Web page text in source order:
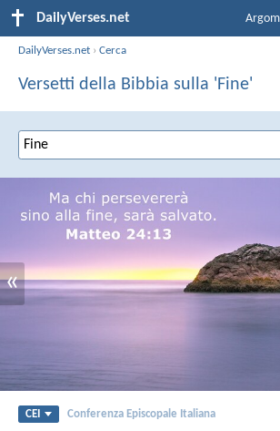
DailyVerses.net
DailyVerses.net ›Cerca
Versetti della Bibbia sulla 'Fine'
«
CEI Conferenza Episcopale Italiana